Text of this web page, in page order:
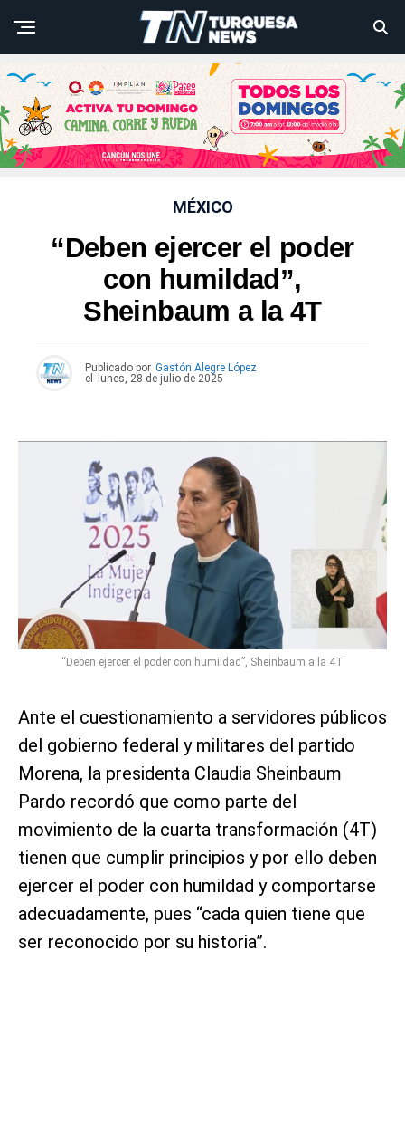
MÉXICO
“Deben ejercer el poder
con humildad”,
Sheinbaum a la 4T
Publicado por Gastón Alegre López
el
lunes, 28 de julio de 2025
“Deben ejercer el poder con humildad”, Sheinbaum a la 4T
Ante el cuestionamiento a servidores públicos
del gobierno federal y militares del partido
Morena, la presidenta Claudia Sheinbaum
Pardo recordó que como parte del
movimiento de la cuarta transformación (4T)
tienen que cumplir principios y por ello deben
ejercer el poder con humildad y comportarse
adecuadamente, pues “cada quien tiene que
ser reconocido por su historia”.